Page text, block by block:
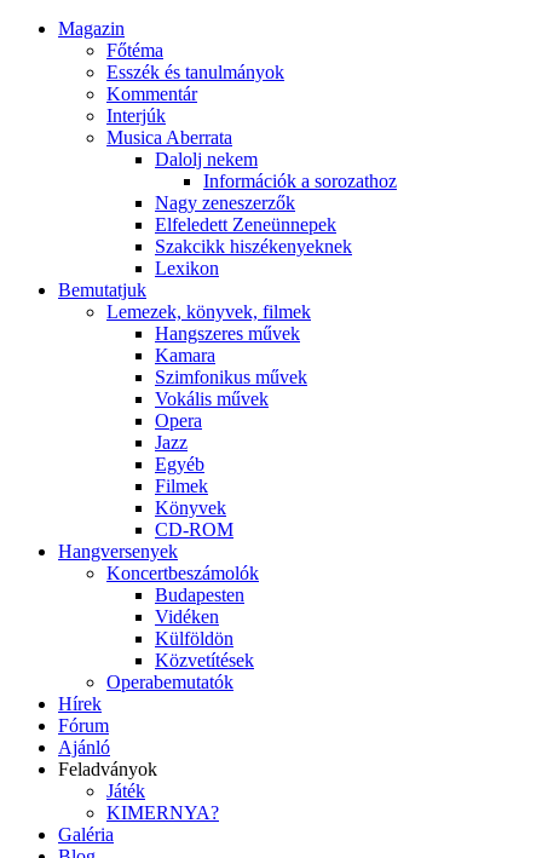
Magazin
Főtéma
Esszék és tanulmányok
Kommentár
Interjúk
Musica Aberrata
Dalolj nekem
Információk a sorozathoz
Nagy zeneszerzők
Elfeledett Zeneünnepek
Szakcikk hiszékenyeknek
Lexikon
Bemutatjuk
Lemezek, könyvek, filmek
Hangszeres művek
Kamara
Szimfonikus művek
Vokális művek
Opera
Jazz
Egyéb
Filmek
Könyvek
CD-ROM
Hangversenyek
Koncertbeszámolók
Budapesten
Vidéken
Külföldön
Közvetítések
Operabemutatók
Hírek
Fórum
Ajánló
Feladványok
Játék
KIMERNYA?
Galéria